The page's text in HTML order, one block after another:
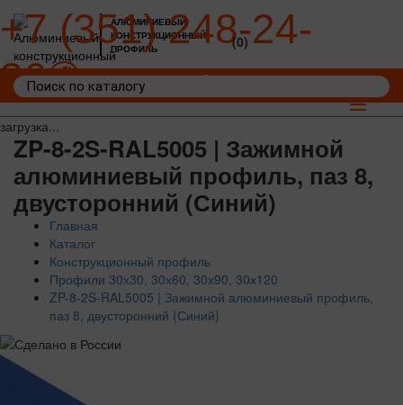
загрузка...
АЛЮМИНИЕВЫЙ
КОНСТРУКЦИОННЫЙ
ПРОФИЛЬ
+7 (351) 248-24-
36
(0)
Toggle
ZP-8-2S-RAL5005 | Зажимной
алюминиевый профиль, паз 8,
двусторонний (Синий)
Главная
Каталог
Конструкционный профиль
Профили 30х30, 30х60, 30х90, 30х120
ZP-8-2S-RAL5005 | Зажимной алюминиевый профиль,
паз 8, двусторонний (Синий)